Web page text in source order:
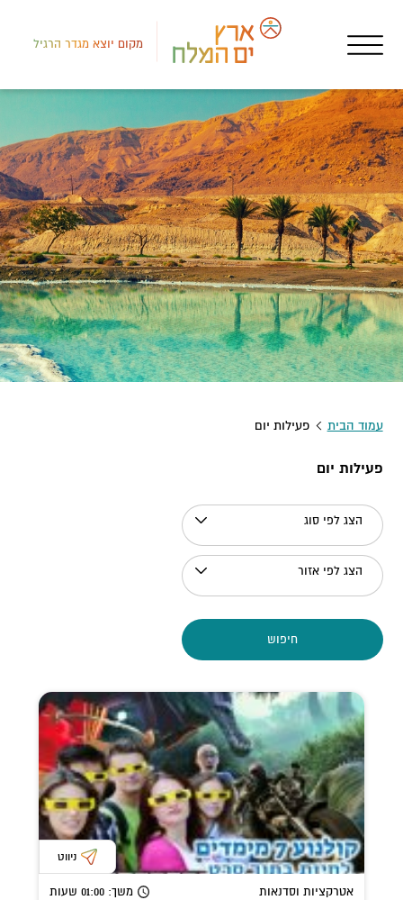
מקום יוצא מגדר הרגיל
עמוד הבית פעילות יום
פעילות יום
הצג לפי סוג
הצג לפי אזור
חיפוש
ניווט
אטרקציות וסדנאות משך: 01:00 שעות
גן